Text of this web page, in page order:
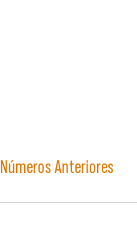
Números Anteriores